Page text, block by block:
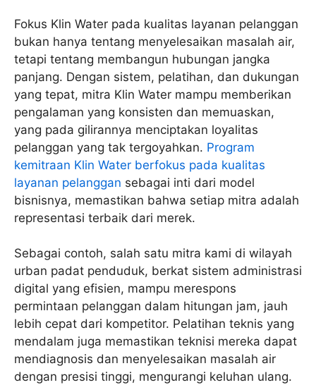
Fokus Klin Water pada kualitas layanan pelanggan
bukan hanya tentang menyelesaikan masalah air,
tetapi tentang membangun hubungan jangka
panjang. Dengan sistem, pelatihan, dan dukungan
yang tepat, mitra Klin Water mampu memberikan
pengalaman yang konsisten dan memuaskan,
yang pada gilirannya menciptakan loyalitas
pelanggan yang tak tergoyahkan. Program
kemitraan Klin Water berfokus pada kualitas
layanan pelanggan sebagai inti dari model
bisnisnya, memastikan bahwa setiap mitra adalah
representasi terbaik dari merek.
Sebagai contoh, salah satu mitra kami di wilayah
urban padat penduduk, berkat sistem administrasi
digital yang efisien, mampu merespons
permintaan pelanggan dalam hitungan jam, jauh
lebih cepat dari kompetitor. Pelatihan teknis yang
mendalam juga memastikan teknisi mereka dapat
mendiagnosis dan menyelesaikan masalah air
dengan presisi tinggi, mengurangi keluhan ulang.